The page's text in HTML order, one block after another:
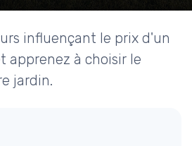
influençant le prix d'un
apprenez à choisir le
jardin.